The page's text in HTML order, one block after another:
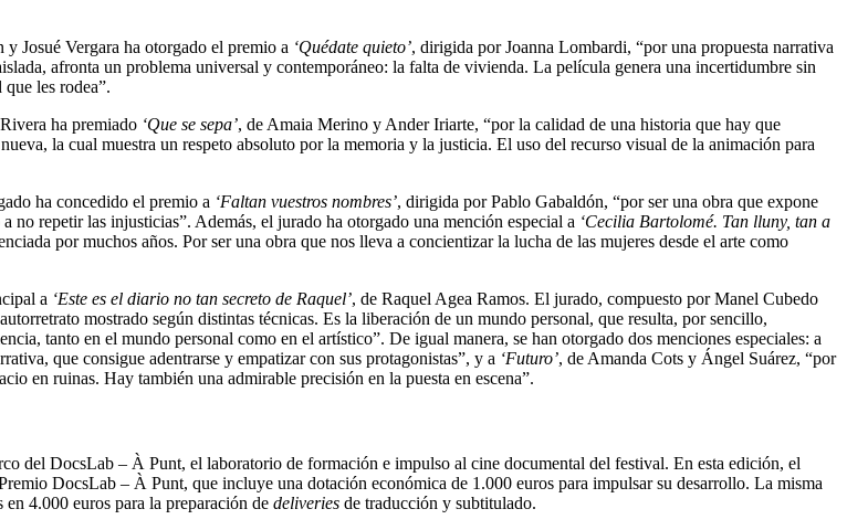
Josué Vergara ha otorgado el premio a ‘Quédate quieto’, dirigida por Joanna Lombardi, “por una propuesta narrativa
afronta un problema universal y contemporáneo: la falta de vivienda. La película genera una incertidumbre sin
les rodea”.
ha premiado ‘Que se sepa’, de Amaia Merino y Ander Iriarte, “por la calidad de una historia que hay que
la cual muestra un respeto absoluto por la memoria y la justicia. El uso del recurso visual de la animación para
ha concedido el premio a ‘Faltan vuestros nombres’, dirigida por Pablo Gabaldón, “por ser una obra que expone
repetir las injusticias”. Además, el jurado ha otorgado una mención especial a ‘Cecilia Bartolomé. Tan lluny, tan a
por muchos años. Por ser una obra que nos lleva a concientizar la lucha de las mujeres desde el arte como
a ‘Este es el diario no tan secreto de Raquel’, de Raquel Agea Ramos. El jurado, compuesto por Manel Cubedo
mostrado según distintas técnicas. Es la liberación de un mundo personal, que resulta, por sencillo,
tanto en el mundo personal como en el artístico”. De igual manera, se han otorgado dos menciones especiales: a
que consigue adentrarse y empatizar con sus protagonistas”, y a ‘Futuro’, de Amanda Cots y Ángel Suárez, “por
en ruinas. Hay también una admirable precisión en la puesta en escena”.
del DocsLab – À Punt, el laboratorio de formación e impulso al cine documental del festival. En esta edición, el
DocsLab – À Punt, que incluye una dotación económica de 1.000 euros para impulsar su desarrollo. La misma
4.000 euros para la preparación de deliveries de traducción y subtitulado.